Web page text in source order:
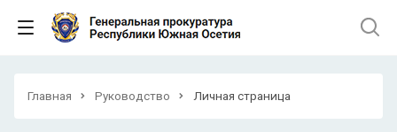
Главная Руководство Личная страница